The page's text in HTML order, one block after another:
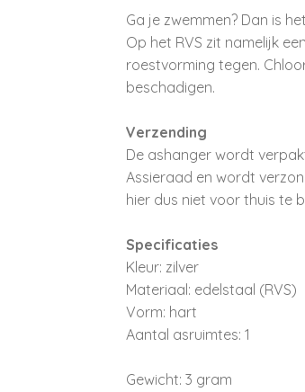
Ga je zwemmen? Dan is
Op het RVS zit namelijk
roestvorming tegen.
beschadigen.
Verzending
De ashanger wordt
Assieraad en wordt
hier dus niet voor thuis te
Specificaties
Kleur: zilver
Materiaal: edelstaal (RVS)
Vorm: hart
Aantal asruimtes: 1
Gewicht: 3 gram